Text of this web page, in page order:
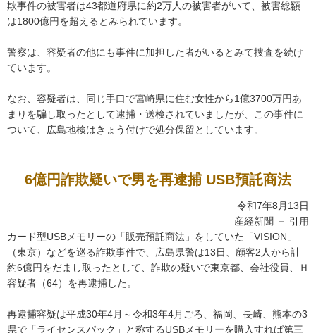
欺事件の被害者は43都道府県に約2万人の被害者がいて、被害総額
は1800億円を超えるとみられています。
警察は、容疑者の他にも事件に加担した者がいるとみて捜査を続け
ています。
なお、容疑者は、同じ手口で宮崎県に住む女性から1億3700万円あ
まりを騙し取ったとして逮捕・送検されていましたが、この事件に
ついて、広島地検はきょう付けで処分保留としています。
6億円詐欺疑いで男を再逮捕 USB預託商法
令和7年8月13日
産経新聞 － 引用
カード型USBメモリーの「販売預託商法」をしていた「VISION」
（東京）などを巡る詐欺事件で、広島県警は13日、顧客2人から計
約6億円をだまし取ったとして、詐欺の疑いで東京都、会社役員、Ｈ
容疑者（64）を再逮捕した。
再逮捕容疑は平成30年4月～令和3年4月ごろ、福岡、長崎、熊本の3
県で「ライセンスパック」と称するUSBメモリーを購入すれば第三